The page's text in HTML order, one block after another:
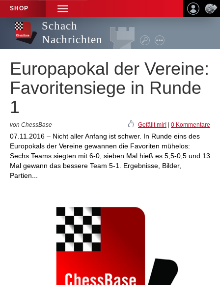
SHOP
TOGGLE
NAVIGATION
Schach
Nachrichten
Europapokal der Vereine:
Favoritensiege in Runde
1
von ChessBase Gefällt mir! 0 Kommentare
07.11.2016 – Nicht aller Anfang ist schwer. In Runde eins des
Europokals der Vereine gewannen die Favoriten mühelos:
Sechs Teams siegten mit 6-0, sieben Mal hieß es 5,5-0,5 und 13
Mal gewann das bessere Team 5-1. Ergebnisse, Bilder,
Partien...